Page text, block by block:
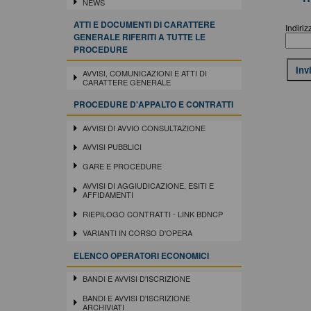
ATTI E DOCUMENTI DI CARATTERE
GENERALE RIFERITI A TUTTE LE
PROCEDURE
AVVISI, COMUNICAZIONI E ATTI DI
CARATTERE GENERALE
PROCEDURE D'APPALTO E CONTRATTI
AVVISI DI AVVIO CONSULTAZIONE
AVVISI PUBBLICI
GARE E PROCEDURE
AVVISI DI AGGIUDICAZIONE, ESITI E
AFFIDAMENTI
RIEPILOGO CONTRATTI - LINK BDNCP
VARIANTI IN CORSO D'OPERA
ELENCO OPERATORI ECONOMICI
BANDI E AVVISI D'ISCRIZIONE
BANDI E AVVISI D'ISCRIZIONE
ARCHIVIATI